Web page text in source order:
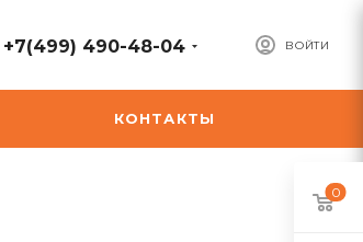
ВОЙТИ
+7(499) 490-48-04
КОНТАКТЫ
0